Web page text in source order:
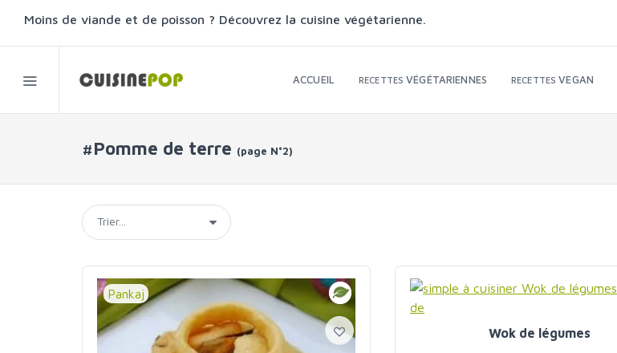
Moins de viande et de poisson ? Découvrez la cuisine végétarienne.
ACCUEIL RECETTESVÉGÉTARIENNES RECETTESVEGAN
#Pomme de terre (page N°2)
Pankaj
Wok de légumes